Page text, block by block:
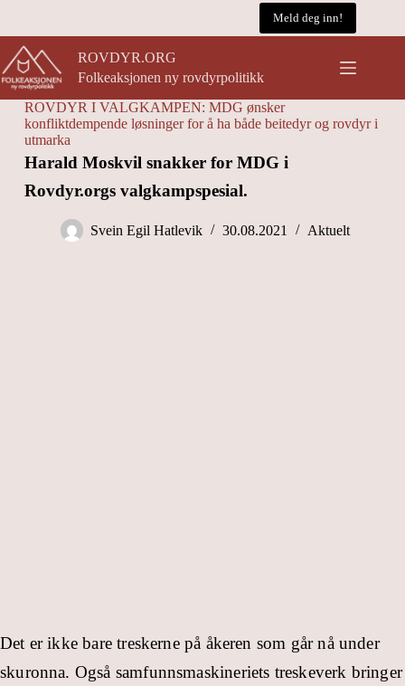
innholdet
Meld deg inn!
ROVDYR.ORG
Folkeaksjonen ny rovdyrpolitikk
ROVDYR I VALGKAMPEN: MDG ønsker
konfliktdempende løsninger for å ha både beitedyr og rovdyr i
utmarka
Harald Moskvil snakker for MDG i
Rovdyr.orgs valgkampspesial.
Svein Egil Hatlevik 30.08.2021 Aktuelt
Det er ikke bare treskerne på åkeren som går nå under
skuronna. Også samfunnsmaskineriets treskeverk bringer